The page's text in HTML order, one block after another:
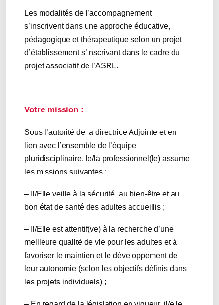
Les modalités de l’accompagnement
s’inscrivent dans une approche éducative,
pédagogique et thérapeutique selon un projet
d’établissement s’inscrivant dans le cadre du
projet associatif de l’ASRL.
Votre mission :
Sous l’autorité de la directrice Adjointe et en
lien avec l’ensemble de l’équipe
pluridisciplinaire, le/la professionnel(le) assume
les missions suivantes :
– Il/Elle veille à la sécurité, au bien-être et au
bon état de santé des adultes accueillis ;
– Il/Elle est attentif(ve) à la recherche d’une
meilleure qualité de vie pour les adultes et à
favoriser le maintien et le développement de
leur autonomie (selon les objectifs définis dans
les projets individuels) ;